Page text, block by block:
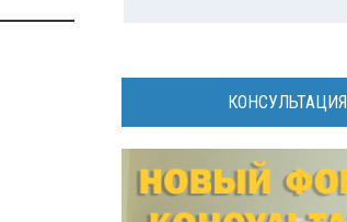
КОНСУЛЬТАЦИЯ